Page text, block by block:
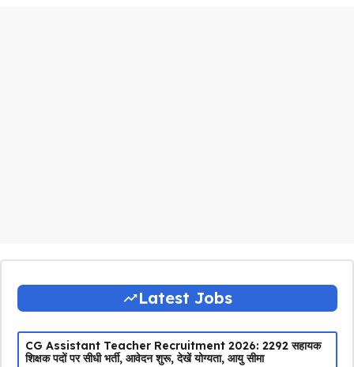
Latest Jobs
CG Assistant Teacher Recruitment 2026: 2292 सहायक
शिक्षक पदों पर सीधी भर्ती, आवेदन शुरू, देखें योग्यता, आयु सीमा